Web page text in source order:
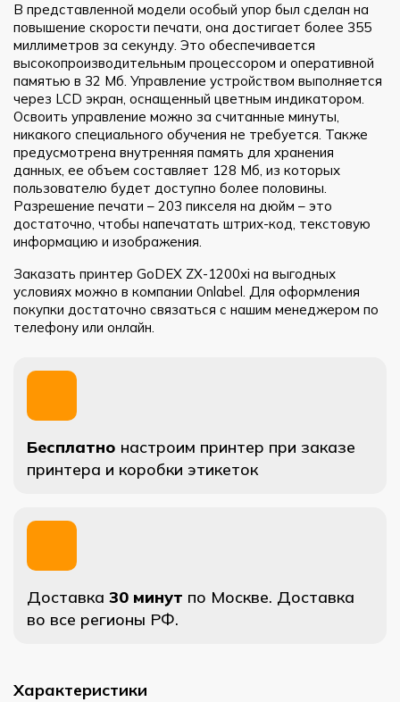
В представленной модели особый упор был сделан на
повышение скорости печати, она достигает более 355
миллиметров за секунду. Это обеспечивается
высокопроизводительным процессором и оперативной
памятью в 32 Мб. Управление устройством выполняется
через LCD экран, оснащенный цветным индикатором.
Освоить управление можно за считанные минуты,
никакого специального обучения не требуется. Также
предусмотрена внутренняя память для хранения
данных, ее объем составляет 128 Мб, из которых
пользователю будет доступно более половины.
Разрешение печати – 203 пикселя на дюйм – это
достаточно, чтобы напечатать штрих-код, текстовую
информацию и изображения.
Заказать принтер GoDEX ZX-1200xi на выгодных
условиях можно в компании Onlabel. Для оформления
покупки достаточно связаться с нашим менеджером по
телефону или онлайн.
Бесплатно настроим принтер при заказе
принтера и коробки этикеток
Доставка 30 минут по Москве. Доставка
во все регионы РФ.
Характеристики